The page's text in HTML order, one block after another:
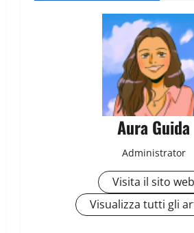
Aura Guida
Administrator
Visita il sito web
Visualizza tutti gli